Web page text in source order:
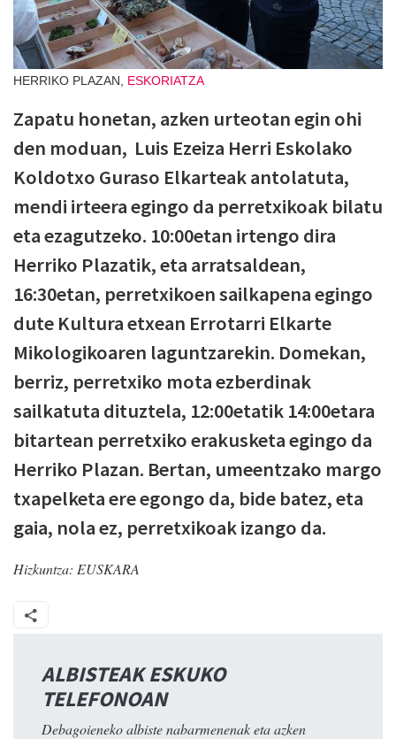
HERRIKO PLAZAN, ESKORIATZA
Zapatu honetan, azken urteotan egin ohi
den moduan, Luis Ezeiza Herri Eskolako
Koldotxo Guraso Elkarteak antolatuta,
mendi irteera egingo da perretxikoak bilatu
eta ezagutzeko. 10:00etan irtengo dira
Herriko Plazatik, eta arratsaldean,
16:30etan, perretxikoen sailkapena egingo
dute Kultura etxean Errotarri Elkarte
Mikologikoaren laguntzarekin. Domekan,
berriz, perretxiko mota ezberdinak
sailkatuta dituztela, 12:00etatik 14:00etara
bitartean perretxiko erakusketa egingo da
Herriko Plazan. Bertan, umeentzako margo
txapelketa ere egongo da, bide batez, eta
gaia, nola ez, perretxikoak izango da.
Hizkuntza: EUSKARA
ALBISTEAK ESKUKO
TELEFONOAN
Debagoieneko albiste nabarmenenak eta azken